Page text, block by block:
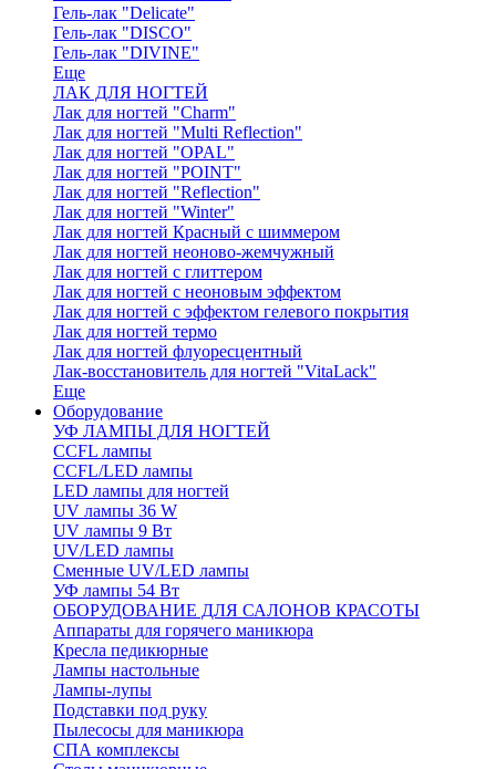
Гель-лак "Delicate"
Гель-лак "DISCO"
Гель-лак "DIVINE"
Еще
ЛАК ДЛЯ НОГТЕЙ
Лак для ногтей "Charm"
Лак для ногтей "Multi Reflection"
Лак для ногтей "OPAL"
Лак для ногтей "POINT"
Лак для ногтей "Reflection"
Лак для ногтей "Winter"
Лак для ногтей Красный с шиммером
Лак для ногтей неоново-жемчужный
Лак для ногтей с глиттером
Лак для ногтей с неоновым эффектом
Лак для ногтей с эффектом гелевого покрытия
Лак для ногтей термо
Лак для ногтей флуоресцентный
Лак-восстановитель для ногтей "VitaLack"
Еще
Оборудование
УФ ЛАМПЫ ДЛЯ НОГТЕЙ
CCFL лампы
CCFL/LED лампы
LED лампы для ногтей
UV лампы 36 W
UV лампы 9 Вт
UV/LED лампы
Сменные UV/LED лампы
УФ лампы 54 Вт
ОБОРУДОВАНИЕ ДЛЯ САЛОНОВ КРАСОТЫ
Аппараты для горячего маникюра
Кресла педикюрные
Лампы настольные
Лампы-лупы
Подставки под руку
Пылесосы для маникюра
СПА комплексы